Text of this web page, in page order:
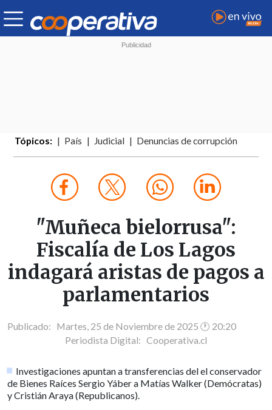
Tópicos: País Judicial Denuncias de corrupción
"Muñeca bielorrusa":
Fiscalía de Los Lagos
indagará aristas de pagos a
parlamentarios
Publicado: Martes, 25 de Noviembre de 2025 🕐 20:20
Periodista Digital: Cooperativa.cl
Investigaciones apuntan a transferencias del el conservador
de Bienes Raíces Sergio Yáber a Matías Walker (Demócratas)
y Cristián Araya (Republicanos).